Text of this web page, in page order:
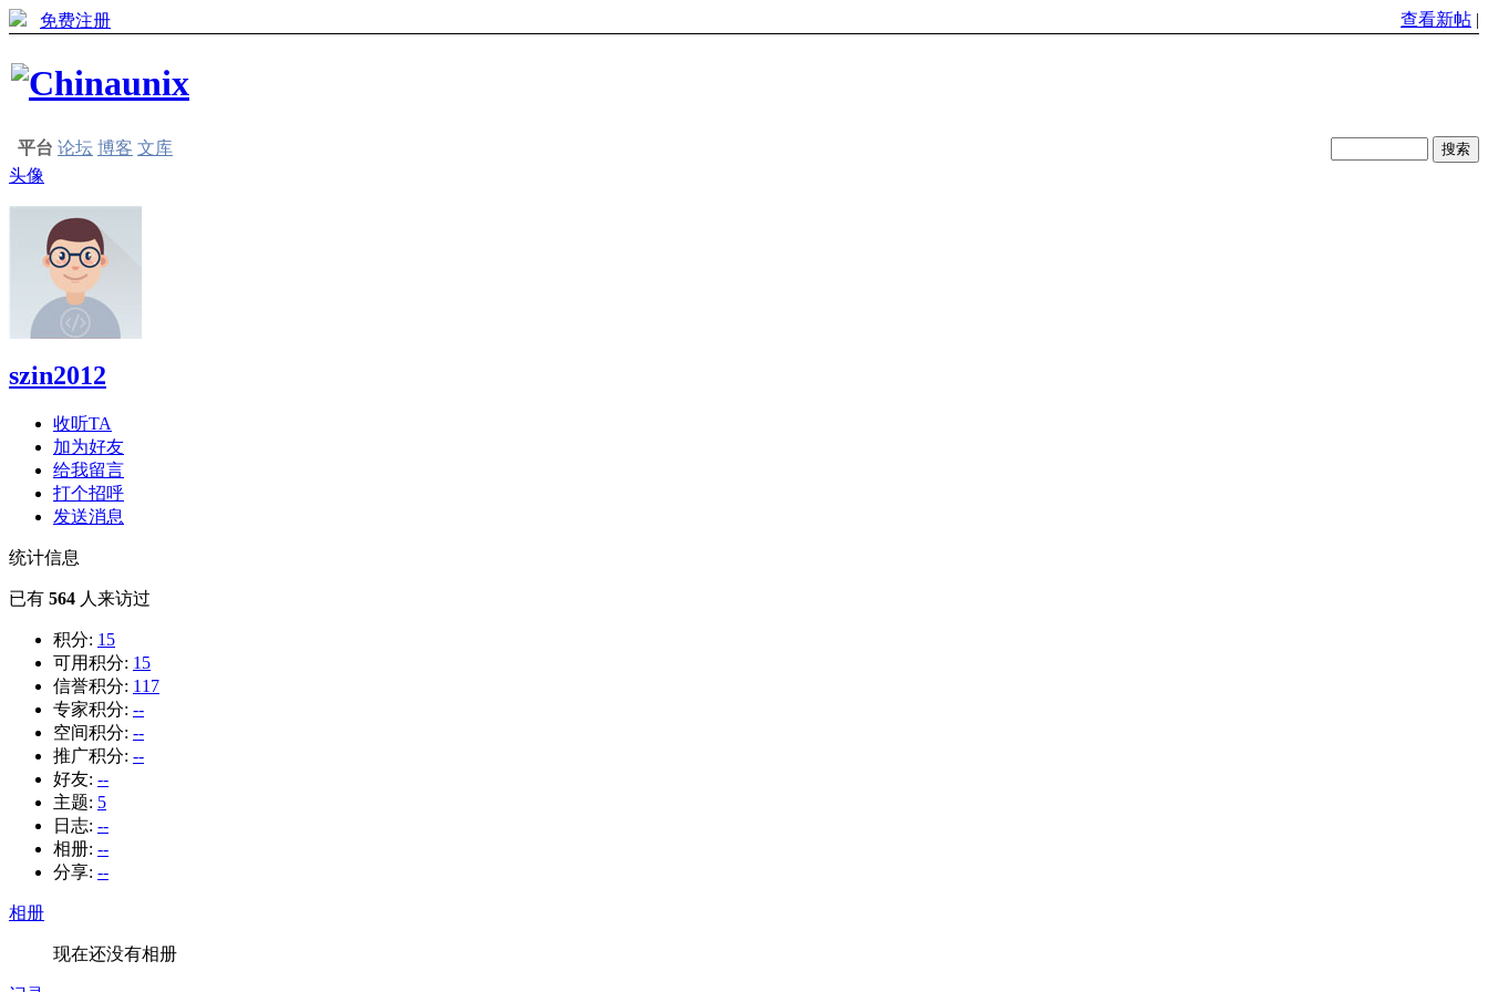
免费注册 查看新帖 |
平台 论坛 博客 文库
头像
szin2012
收听TA
加为好友
给我留言
打个招呼
发送消息
统计信息
已有 564 人来访过
积分: 15
可用积分: 15
信誉积分: 117
专家积分: --
空间积分: --
推广积分: --
好友: --
主题: 5
日志: --
相册: --
分享: --
相册
现在还没有相册